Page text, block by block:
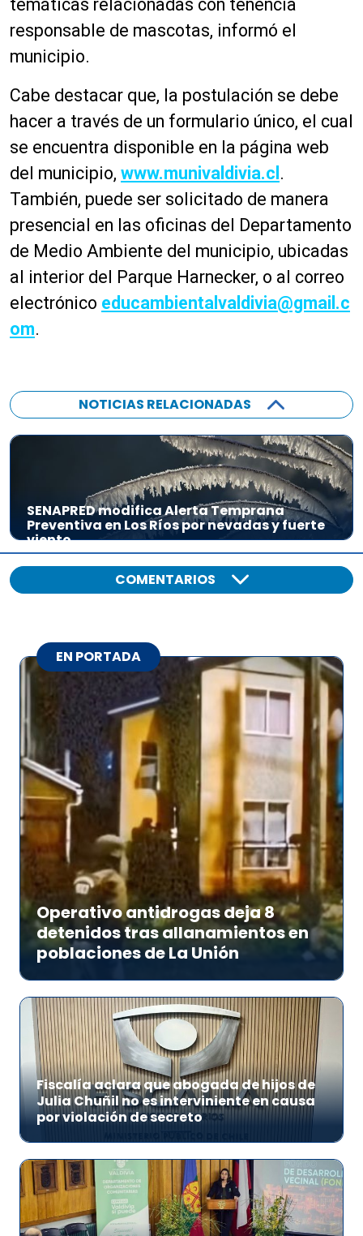
temáticas relacionadas con tenencia
responsable de mascotas, informó el
municipio.
Cabe destacar que, la postulación se debe
hacer a través de un formulario único, el cual
se encuentra disponible en la página web
del municipio, www.munivaldivia.cl .
También, puede ser solicitado de manera
presencial en las oficinas del Departamento
de Medio Ambiente del municipio, ubicadas
al interior del Parque Harnecker, o al correo
electrónico educambientalvaldivia@gmail.c
om.
NOTICIAS RELACIONADAS
SENAPRED modifica Alerta Temprana
Preventiva en Los Ríos por nevadas y fuerte
viento
COMENTARIOS
EN PORTADA
Operativo antidrogas deja 8
detenidos tras allanamientos en
poblaciones de La Unión
Fiscalía aclara que abogada de hijos de
Julia Chuñil no es interviniente en causa
por violación de secreto